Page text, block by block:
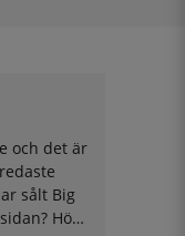
och det är
sålt Big
Hör